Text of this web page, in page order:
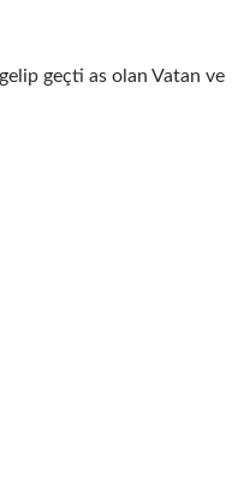
geçti as olan Vatan ve